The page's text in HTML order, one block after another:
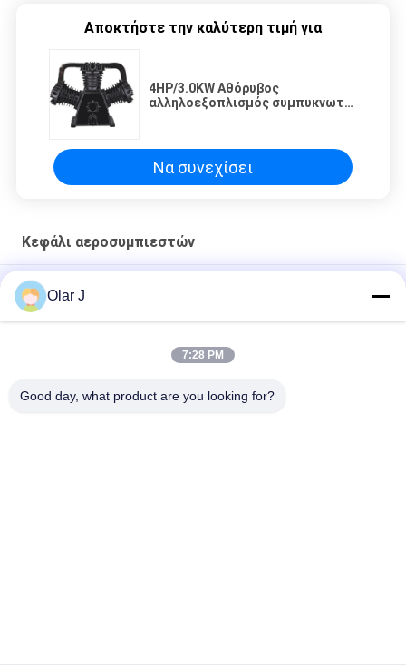
Αποκτήστε την καλύτερη τιμή για
4HP/3.0KW Αθόρυβος
αλληλοεξοπλισμός συμπυκνωτή
λεπτό πίεση 8bar
Να συνεχίσει
Κεφάλι αεροσυμπιεστών
Αεροσυμπιεστή κεφαλής για βιομηχανική χρήση
120V/240V τάση κεφαλή συμπίεσης αέρα με 2 κύλινδροι και
και αντοχή
Olar J
7:28 PM
Good day, what product are you looking for?